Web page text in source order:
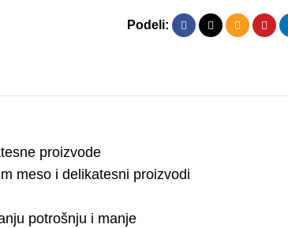
Podeli:
proizvode
meso i delikatesni proizvodi
potrošnju i manje